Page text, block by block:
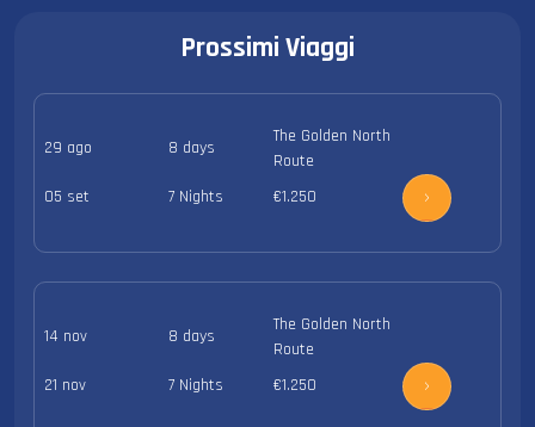
Prossimi Viaggi
29 ago 8 days
The Golden North
Route
05 set
7 Nights €1.250
14 nov 8 days
The Golden North
Route
21 nov
7 Nights €1.250